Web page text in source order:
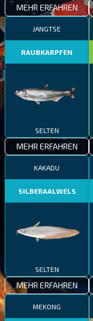
MEHR ERFAHREN
JANGTSE
RAUBKARPFEN
SELTEN
MEHR ERFAHREN
KAKADU
SILBERAALWELS
SELTEN
MEHR ERFAHREN
MEKONG